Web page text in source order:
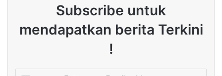
Subscribe untuk
mendapatkan berita Terkini
!